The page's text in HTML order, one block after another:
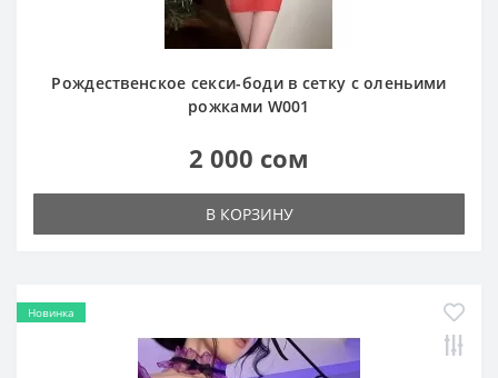
Рождественское секси-боди в сетку с оленьими
рожками W001
2 000 сом
В КОРЗИНУ
Новинка